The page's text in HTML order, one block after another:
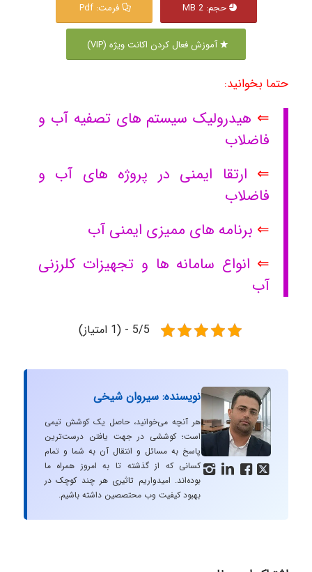
حجم: 2 MB فرمت: Pdf
آموزش فعال کردن اکانت ویژه (VIP)
حتما بخوانید:
⇐ هیدرولیک سیستم های تصفیه آب و
فاضلاب
⇐ ارتقا ایمنی در پروژه های آب و
فاضلاب
⇐ برنامه های ممیزی ایمنی آب
⇐ انواع سامانه ها و تجهیزات کلرزنی
آب
5/5 - (1 امتیاز)
   
نویسنده: سیروان شیخی
هر آنچه می‌خوانید، حاصل یک کوشش تیمی
است؛ کوششی در جهت یافتن درست‌ترین
پاسخ به مسائل و انتقال آن به شما و تمام
کسانی که از گذشته تا به امروز همراه ما
بوده‌اند. امیدواریم تاثیری هر چند کوچک در
بهبود کیفیت وب محتصصین داشته باشیم.